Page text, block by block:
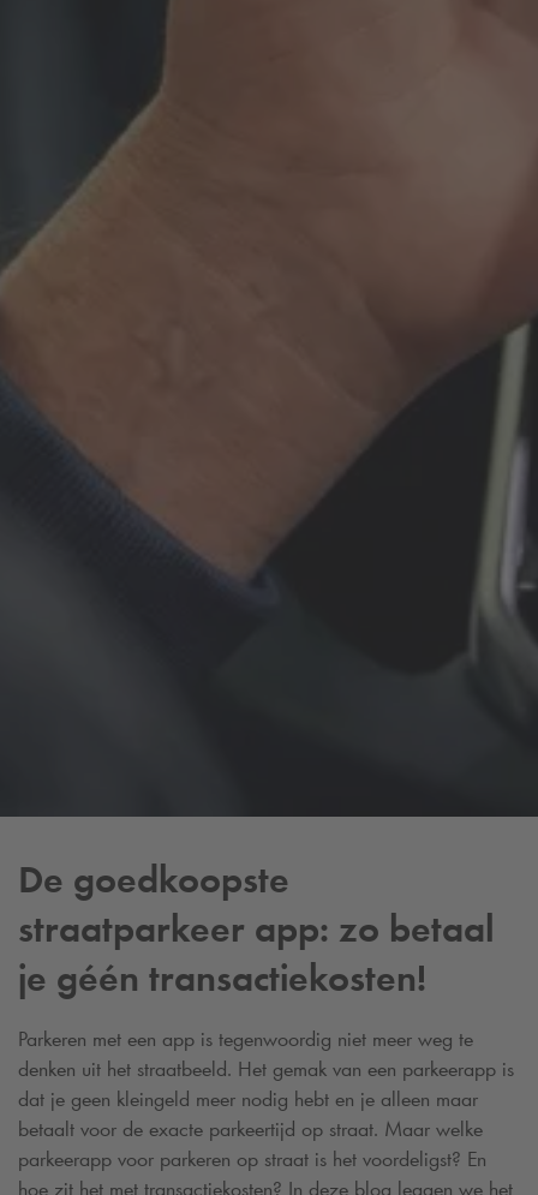
De goedkoopste
straatparkeer app: zo betaal
je géén transactiekosten!
Parkeren met een app is tegenwoordig niet meer weg te
denken uit het straatbeeld. Het gemak van een parkeerapp is
dat je geen kleingeld meer nodig hebt en je alleen maar
betaalt voor de exacte parkeertijd op straat. Maar welke
parkeerapp voor parkeren op straat is het voordeligst? En
hoe zit het met transactiekosten? In deze blog leggen we het